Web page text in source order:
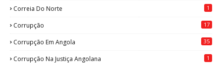
Correia Do Norte 1
Corrupção 17
Corrupção Em Angola 35
Corrupção Na Justiça Angolana 1